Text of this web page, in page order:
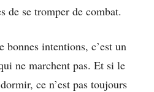
de se tromper de combat.
bonnes intentions, c’est un
ne marchent pas. Et si le
ce n’est pas toujours